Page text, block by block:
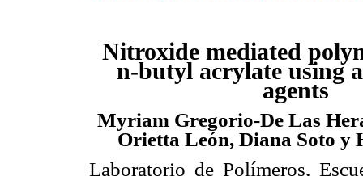
Nitroxide mediated
n-butyl acrylate using
agents
Myriam Gregorio-De Las
Orietta León, Diana Soto y
Laboratorio de Polímeros,